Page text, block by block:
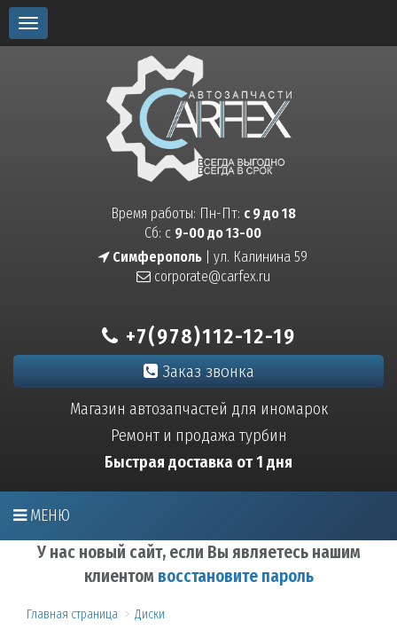
Toggle
navigation
Время работы: Пн-Пт: с 9 до 18
Сб: с 9-00 до 13-00
Симферополь | ул. Калинина 59
corporate@carfex.ru
+7(978)112-12-19
Заказ звонка
Магазин автозапчастей для иномарок
Ремонт и продажа турбин
Быстрая доставка от 1 дня
МЕНЮ
У нас новый сайт, если Вы являетесь нашим
клиентом восстановите пароль
Главная страница Диски